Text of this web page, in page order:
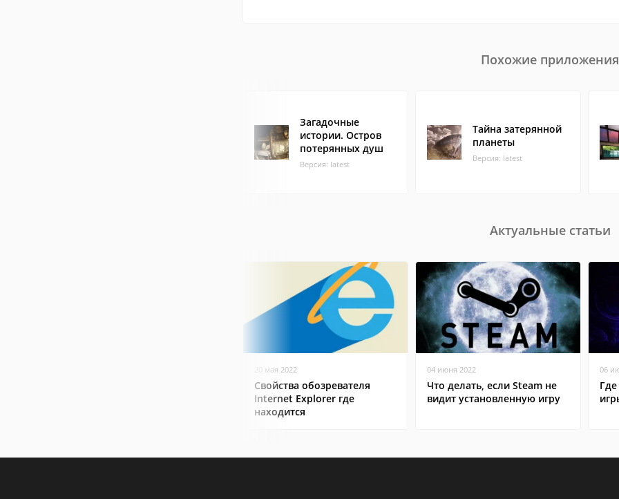
Похожие приложения
Загадочные
истории. Остров
потерянных душ
Версия: latest
Тайна затерянной
планеты
Версия: latest
Актуальные статьи
20 мая 2022
Свойства обозревателя
Internet Explorer где
находится
04 июня 2022
Что делать, если Steam не
видит установленную игру
06